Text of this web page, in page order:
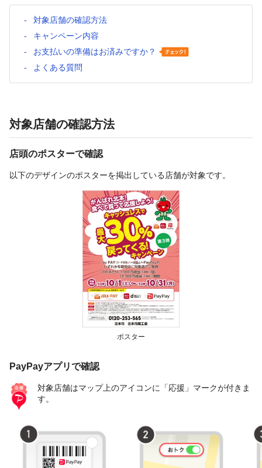
対象店舗の確認方法
キャンペーン内容
お支払いの準備はお済みですか？
よくある質問
対象店舗の確認方法
店頭のポスターで確認
以下のデザインのポスターを掲出している店舗が対象です。
ポスター
PayPayアプリで確認
対象店舗はマップ上のアイコンに「応援」マークが付きま
す。